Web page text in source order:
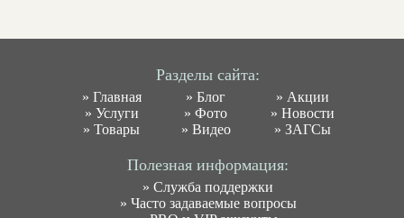
Разделы сайта:
» Главная
» Услуги
»Товары
»Блог
»Фото
» Видео
» Акции
» Новости
» ЗАГСы
Полезная информация:
»Служба поддержки
» Часто задаваемые вопросы